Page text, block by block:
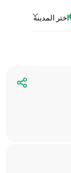
اختر المدينة